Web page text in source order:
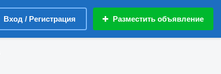
Вход / Регистрация Разместить объявление